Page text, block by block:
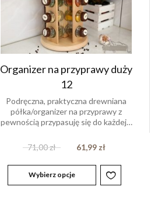
Organizer na przyprawy duży
12
Podręczna, praktyczna drewniana
półka/organizer na przyprawy z
pewnością przypasuję się do każdej…
71,00zł 61,99zł
Wybierz opcje